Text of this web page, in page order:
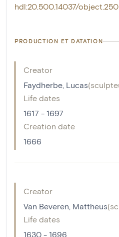
hdl:20.500.14037/
PRODUCTION ET DATATION
Creator
Faydherbe, Lucas(
Life dates
1617 - 1697
Creation date
1666
Creator
Van Beveren, Mattheus(
Life dates
1630 - 1696